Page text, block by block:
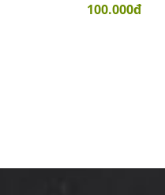
100.000đ